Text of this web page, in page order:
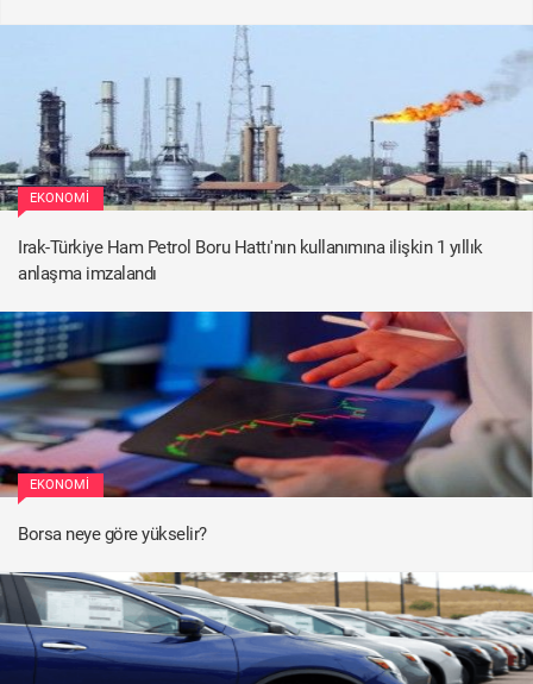
EKONOMI
Irak-Türkiye Ham Petrol Boru Hattı'nın kullanımına ilişkin 1 yıllık
anlaşma imzalandı
EKONOMI
Borsa neye göre yükselir?